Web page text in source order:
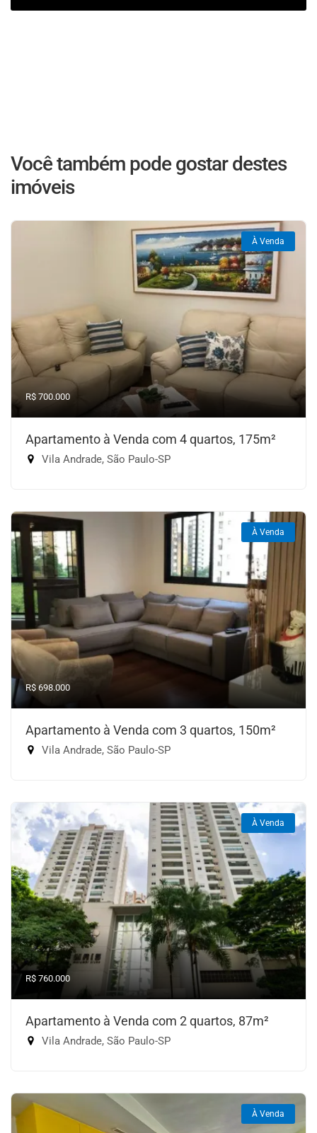
Você também pode gostar destes
imóveis
À Venda
R$ 700.000
Apartamento à Venda com 4 quartos, 175m²
Vila Andrade, São Paulo-SP
À Venda
R$ 698.000
Apartamento à Venda com 3 quartos, 150m²
Vila Andrade, São Paulo-SP
À Venda
R$ 760.000
Apartamento à Venda com 2 quartos, 87m²
Vila Andrade, São Paulo-SP
À Venda